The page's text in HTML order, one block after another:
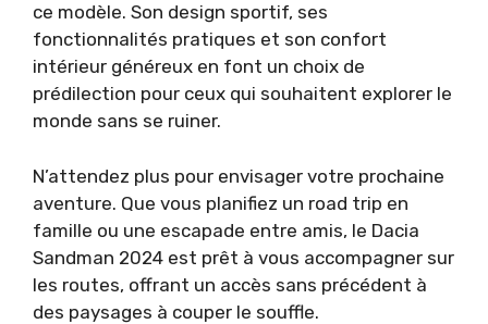
ce modèle. Son design sportif, ses
fonctionnalités pratiques et son confort
intérieur généreux en font un choix de
prédilection pour ceux qui souhaitent explorer le
monde sans se ruiner.
N’attendez plus pour envisager votre prochaine
aventure. Que vous planifiez un road trip en
famille ou une escapade entre amis, le Dacia
Sandman 2024 est prêt à vous accompagner sur
les routes, offrant un accès sans précédent à
des paysages à couper le souffle.